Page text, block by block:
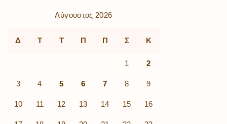
Αύγουστος 2026
Δ Τ Τ Π Π Σ Κ
1 2
3 4 5 6 7 8 9
10 11 12 13 14 15 16